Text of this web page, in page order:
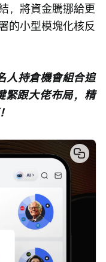
，將資金騰挪給更
的小型模塊化核反
人持倉機會組合追
緊跟大佬布局，精